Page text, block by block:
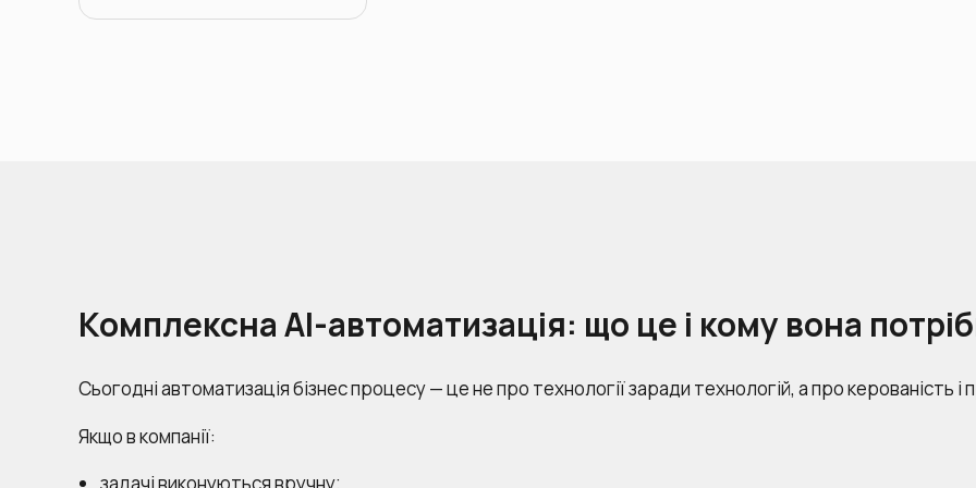
Комплексна AI-автоматизація: що це і кому вона
Сьогодні автоматизація бізнес процесу — це не про технології заради технологій, а про керованість і
Якщо в компанії: